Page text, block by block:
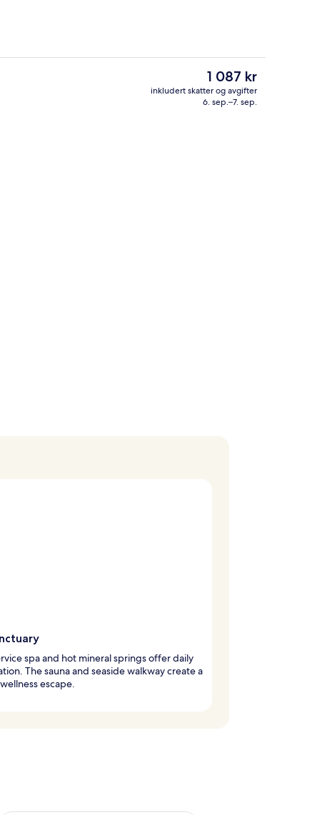
Den
nåværende
prisen
1 087 kr
inkludert skatter og avgifter
6. sep.–7. sep.
spa and hot mineral springs offer daily
The sauna and seaside walkway create a
escape.